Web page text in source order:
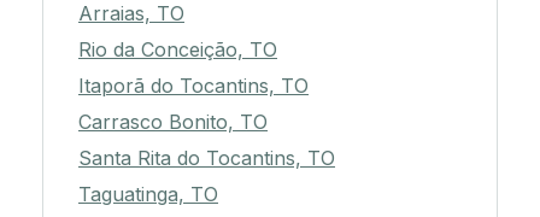
Arraias, TO
Rio da Conceição, TO
Itaporã do Tocantins, TO
Carrasco Bonito, TO
Santa Rita do Tocantins, TO
Taguatinga, TO